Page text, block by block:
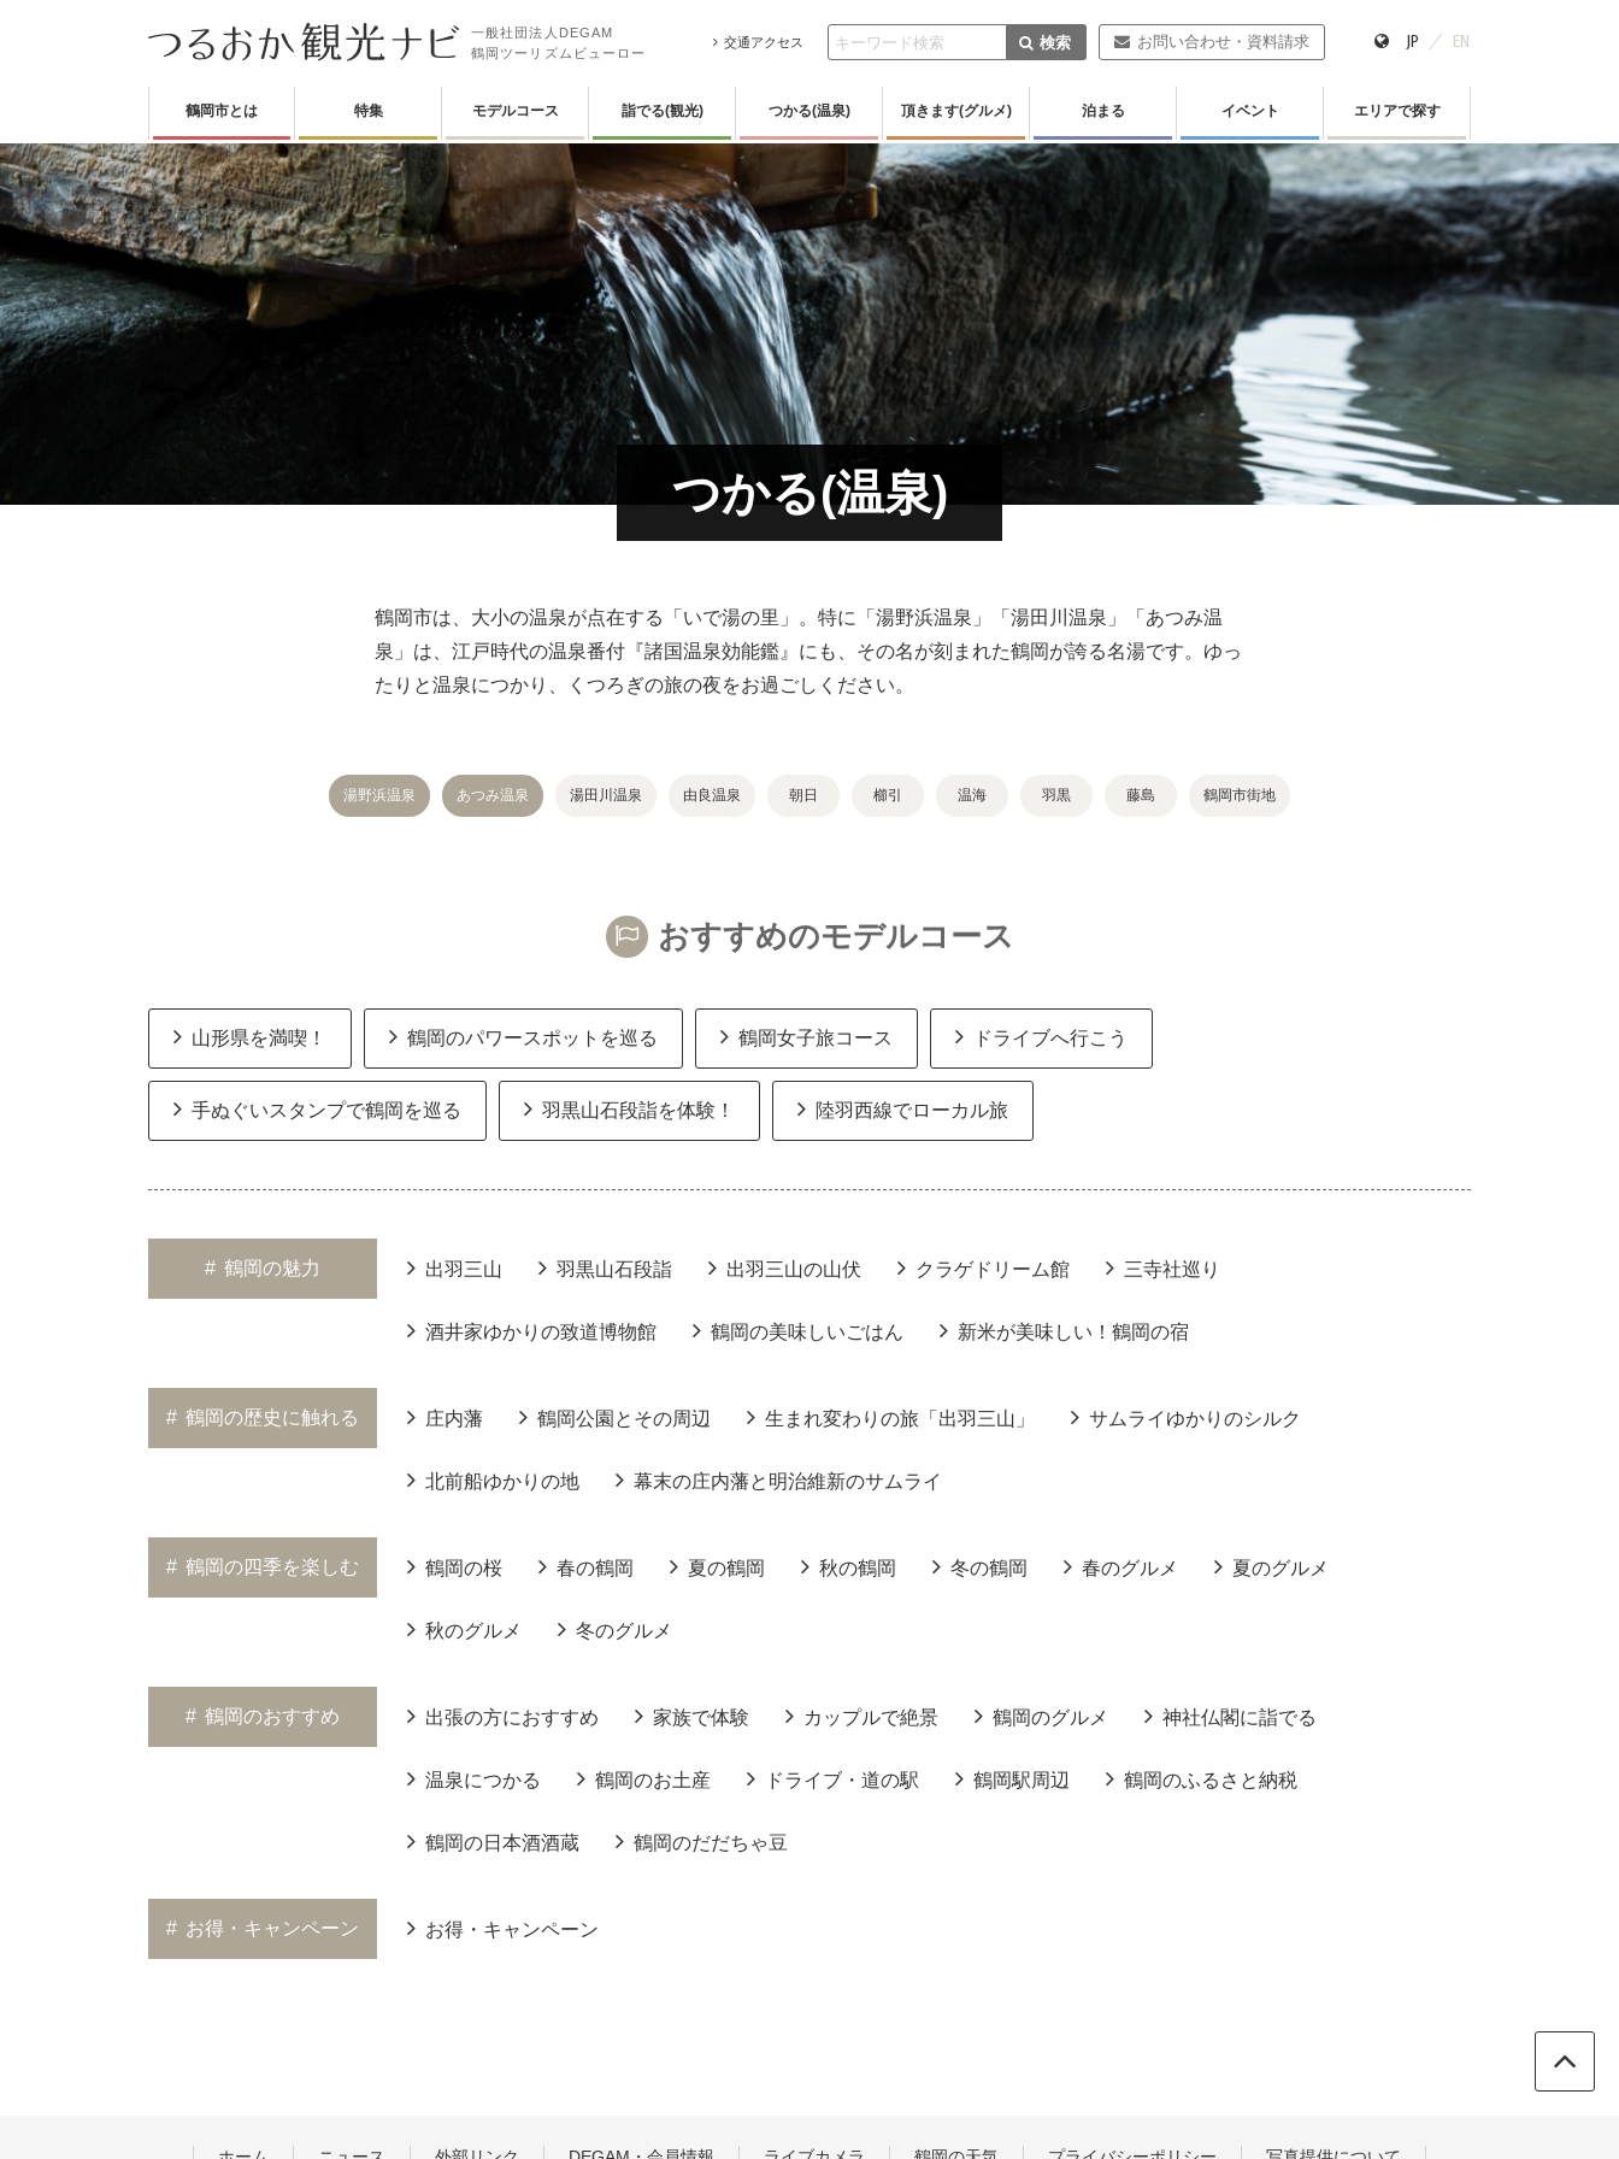
一般社団法人DEGAM
鶴岡ツーリズムビューロー
交通アクセス 検索 お問い合わせ・資料請求 JP EN
鶴岡市とは 特集 モデルコース 詣でる(観光) つかる(温泉) 頂きます(グルメ) 泊まる イベント エリアで探す
つかる(温泉)
鶴岡市は、大小の温泉が点在する「いで湯の里」。特に「湯野浜温泉」「湯田川温泉」「あつみ温
泉」は、江戸時代の温泉番付『諸国温泉効能鑑』にも、その名が刻まれた鶴岡が誇る名湯です。ゆっ
たりと温泉につかり、くつろぎの旅の夜をお過ごしください。
湯野浜温泉 あつみ温泉 湯田川温泉 由良温泉 朝日 櫛引 温海 羽黒 藤島 鶴岡市街地
おすすめのモデルコース
山形県を満喫！ 鶴岡のパワースポットを巡る 鶴岡女子旅コース ドライブへ行こう
手ぬぐいスタンプで鶴岡を巡る 羽黒山石段詣を体験！ 陸羽西線でローカル旅
# 鶴岡の魅力 出羽三山 羽黒山石段詣 出羽三山の山伏 クラゲドリーム館 三寺社巡り
酒井家ゆかりの致道博物館 鶴岡の美味しいごはん 新米が美味しい！鶴岡の宿
# 鶴岡の歴史に触れる 庄内藩 鶴岡公園とその周辺 生まれ変わりの旅「出羽三山」 サムライゆかりのシルク
北前船ゆかりの地 幕末の庄内藩と明治維新のサムライ
# 鶴岡の四季を楽しむ 鶴岡の桜 春の鶴岡 夏の鶴岡 秋の鶴岡 冬の鶴岡 春のグルメ 夏のグルメ
秋のグルメ 冬のグルメ
# 鶴岡のおすすめ 出張の方におすすめ 家族で体験 カップルで絶景 鶴岡のグルメ 神社仏閣に詣でる
温泉につかる 鶴岡のお土産 ドライブ・道の駅 鶴岡駅周辺 鶴岡のふるさと納税
鶴岡の日本酒酒蔵 鶴岡のだだちゃ豆
# お得・キャンペーン お得・キャンペーン